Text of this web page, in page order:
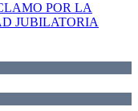
POR LA
JUBILATORIA